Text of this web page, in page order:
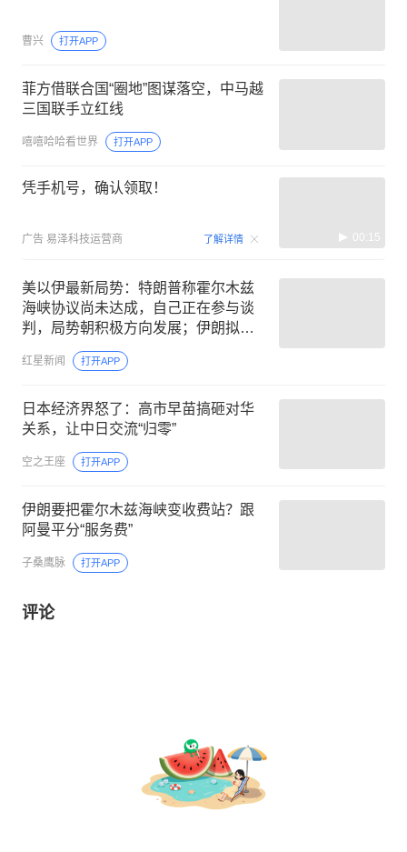
曹兴 打开APP
菲方借联合国“圈地”图谋落空，中马越
三国联手立红线
嘻嘻哈哈看世界 打开APP
凭手机号，确认领取！
广告 易泽科技运营商 了解详情 00:15
美以伊最新局势：特朗普称霍尔木兹
海峡协议尚未达成，自己正在参与谈
判，局势朝积极方向发展；伊朗拟立
法禁止美国、以色列船只通行
红星新闻 打开APP
日本经济界怒了：高市早苗搞砸对华
关系，让中日交流“归零”
空之王座 打开APP
伊朗要把霍尔木兹海峡变收费站？跟
阿曼平分“服务费”
子桑鹰脉 打开APP
评论